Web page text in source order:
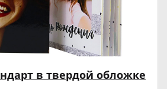
в твердой обложке